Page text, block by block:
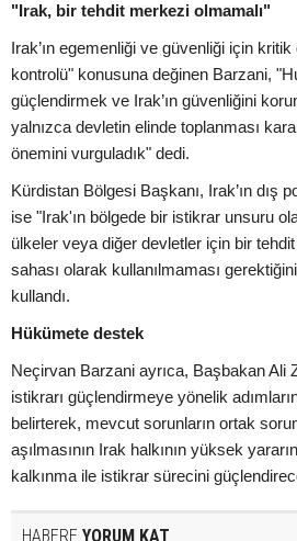
"Irak, bir tehdit merkezi olmamalı"
Irak’ın egemenliği ve güvenliği için
kontrolü" konusuna değinen Barzani,
güçlendirmek ve Irak’ın güvenliğini
yalnızca devletin elinde toplanması
önemini vurguladık" dedi.
Kürdistan Bölgesi Başkanı, Irak’ın dış
ise "Irak'ın bölgede bir istikrar unsuru
ülkeler veya diğer devletler için bir tehdit
sahası olarak kullanılmaması
kullandı.
Hükümete destek
Neçirvan Barzani ayrıca, Başbakan Ali
istikrarı güçlendirmeye yönelik
belirterek, mevcut sorunların ortak
aşılmasının Irak halkının yüksek
kalkınma ile istikrar sürecini
HABERE YORUM KAT